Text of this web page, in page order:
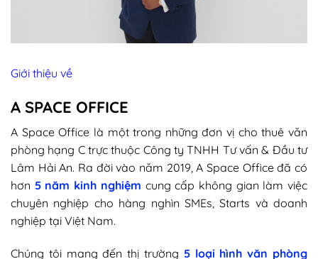
Giới thiệu về
A SPACE OFFICE
A Space Office là một trong những đơn vị cho thuê văn
phòng hạng C trực thuộc Công ty TNHH Tư vấn & Đầu tư
Lâm Hải An. Ra đời vào năm 2019, A Space Office đã có
hơn 5 năm kinh nghiệm cung cấp không gian làm việc
chuyên nghiệp cho hàng nghìn SMEs, Starts và doanh
nghiệp tại Việt Nam.
Chúng tôi mang đến thị trường 5 loại hình văn phòng